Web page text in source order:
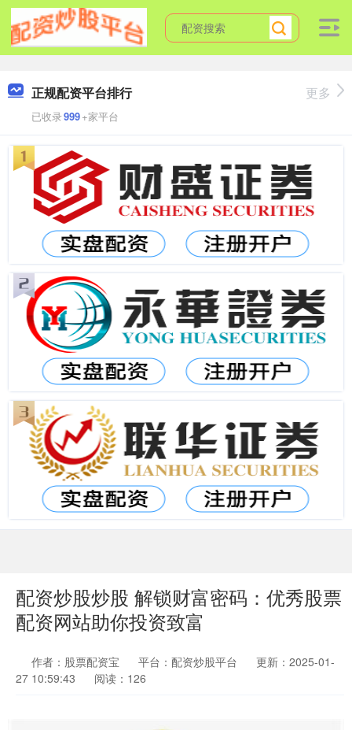
正规配资平台排行
已收录999+家平台
更多
配资炒股炒股 解锁财富密码：优秀股票
配资网站助你投资致富
作者：股票配资宝 平台：配资炒股平台
更新：2025-01-
27 10:59:43
阅读：126